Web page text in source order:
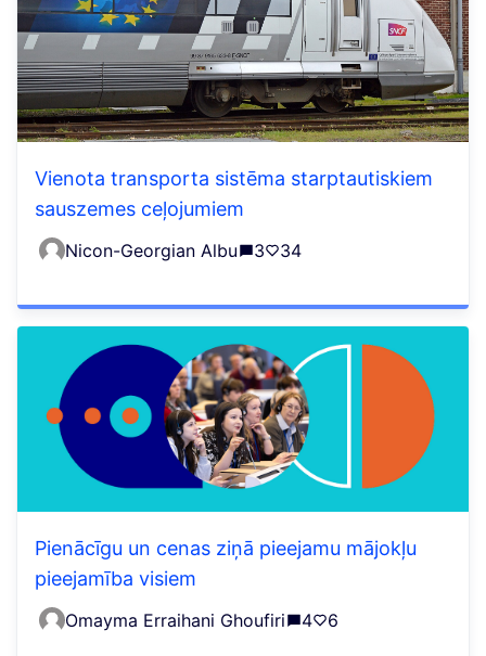
Vienota transporta sistēma starptautiskiem
sauszemes ceļojumiem
Nicon-Georgian Albu 3 34
Pienācīgu un cenas ziņā pieejamu mājokļu
pieejamība visiem
Omayma Erraihani Ghoufiri 4 6